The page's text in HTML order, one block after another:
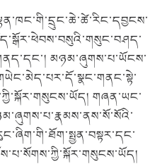
མཉམ་ཞུགས་པ་ཡོངས་
གཞན་ཡང་